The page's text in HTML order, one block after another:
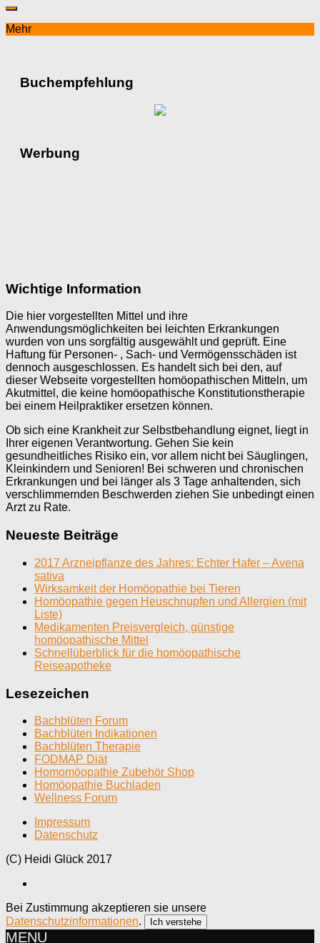
Mehr
Buchempfehlung
Werbung
Wichtige Information
Die hier vorgestellten Mittel und ihre
Anwendungsmöglichkeiten bei leichten Erkrankungen
wurden von uns sorgfältig ausgewählt und geprüft. Eine
Haftung für Personen- , Sach- und Vermögensschäden ist
dennoch ausgeschlossen. Es handelt sich bei den, auf
dieser Webseite vorgestellten homöopathischen Mitteln, um
Akutmittel, die keine homöopathische Konstitutionstherapie
bei einem Heilpraktiker ersetzen können.
Ob sich eine Krankheit zur Selbstbehandlung eignet, liegt in
Ihrer eigenen Verantwortung. Gehen Sie kein
gesundheitliches Risiko ein, vor allem nicht bei Säuglingen,
Kleinkindern und Senioren! Bei schweren und chronischen
Erkrankungen und bei länger als 3 Tage anhaltenden, sich
verschlimmernden Beschwerden ziehen Sie unbedingt einen
Arzt zu Rate.
Neueste Beiträge
2017 Arzneipflanze des Jahres: Echter Hafer – Avena
sativa
Wirksamkeit der Homöopathie bei Tieren
Homöopathie gegen Heuschnupfen und Allergien (mit
Liste)
Medikamenten Preisvergleich, günstige
homöopathische Mittel
Schnellüberblick für die homöopathische
Reiseapotheke
Lesezeichen
Bachblüten Forum
Bachblüten Indikationen
Bachblüten Therapie
FODMAP Diät
Homomöopathie Zubehör Shop
Homöopathie Buchladen
Wellness Forum
Impressum
Datenschutz
(C) Heidi Glück 2017
Bei Zustimmung akzeptieren sie unsere
Datenschutzinformationen. Ich verstehe
MENU